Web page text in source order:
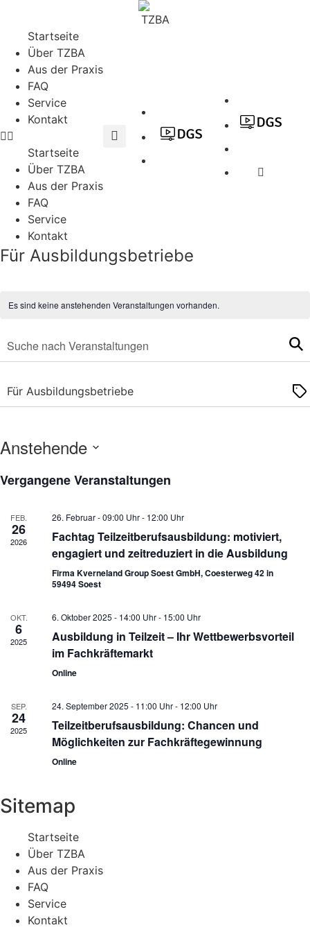
springenStartseite
Über TZBA
Aus der Praxis
FAQ
Service
Kontakt
Startseite
Über TZBA
Aus der Praxis
FAQ
Service
Kontakt
Für Ausbildungsbetriebe
Es sind keine anstehenden Veranstaltungen vorhanden.
Veranstaltungen
Such-
und
Sie
nach
Veranstaltungen
Für Ausbildungsbetriebe
Anstehende
wählen.
Vergangene Veranstaltungen
FEB.
26
2026
26. Februar - 09:00 Uhr- 12:00 Uhr
Fachtag Teilzeitberufsausbildung: motiviert,
engagiert und zeitreduziert in die Ausbildung
Firma Kverneland Group Soest GmbH, Coesterweg 42 in
59494 Soest
OKT.
6
2025
6. Oktober 2025 - 14:00 Uhr- 15:00 Uhr
Ausbildung in Teilzeit – Ihr Wettbewerbsvorteil
im Fachkräftemarkt
Online
SEP.
24
2025
24. September 2025 - 11:00 Uhr- 12:00 Uhr
Teilzeitberufsausbildung: Chancen und
Möglichkeiten zur Fachkräftegewinnung
Online
Sitemap
Startseite
Über TZBA
Aus der Praxis
FAQ
Service
Kontakt